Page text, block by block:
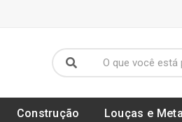
Construção Louças e